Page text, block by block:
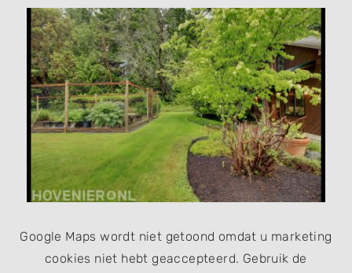
Google Maps wordt niet getoond omdat u marketing
cookies niet hebt geaccepteerd. Gebruik de